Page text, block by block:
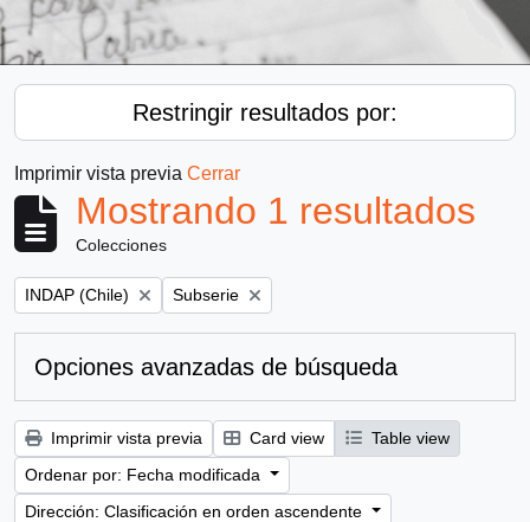
Restringir resultados por:
Imprimir vista previa Cerrar
Mostrando 1 resultados
Colecciones
Remove filter:
INDAP (Chile) Remove filter:
Subserie
Opciones avanzadas de búsqueda
Imprimir vista previa Card view
Table view
Ordenar por: Fecha modificada
Dirección: Clasificación en orden ascendente